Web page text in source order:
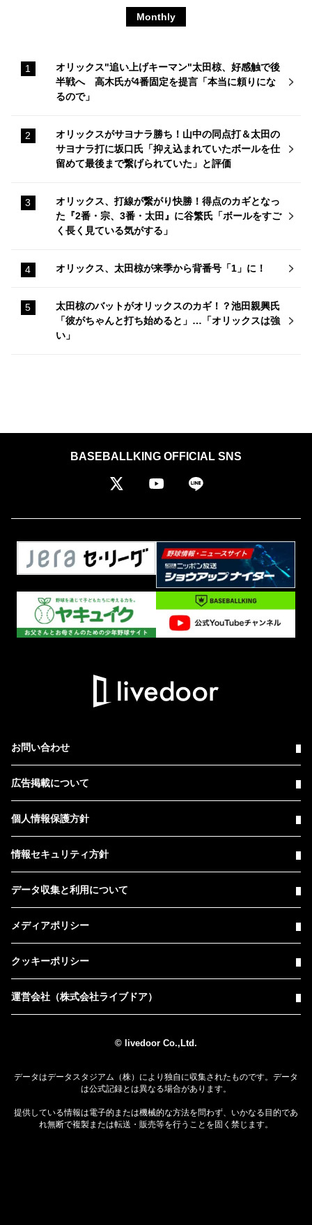
Monthly
オリックス"追い上げキーマン"太田椋、好感触で後
半戦へ 高木氏が4番固定を提言「本当に頼りにな
るので」
オリックスがサヨナラ勝ち！山中の同点打＆太田の
サヨナラ打に坂口氏「抑え込まれていたボールを仕
留めて最後まで繋げられていた」と評価
オリックス、打線が繋がり快勝！得点のカギとなっ
た『2番・宗、3番・太田』に谷繁氏「ボールをすご
く長く見ている気がする」
オリックス、太田椋が来季から背番号「1」に！
太田椋のバットがオリックスのカギ！？池田親興氏
「彼がちゃんと打ち始めると」…「オリックスは強
い」
BASEBALLKING OFFICIAL SNS
お問い合わせ
広告掲載について
個人情報保護方針
情報セキュリティ方針
データ収集と利用について
メディアポリシー
クッキーポリシー
運営会社（株式会社ライブドア）
© livedoor Co.,Ltd.
データはデータスタジアム（株）により独自に収集されたものです。データ
は公式記録とは異なる場合があります。
提供している情報は電子的または機械的な方法を問わず、いかなる目的であ
れ無断で複製または転送・販売等を行うことを固く禁じます。